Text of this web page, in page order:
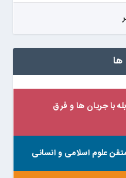
با جریان ها و فرق
علوم اسلامی و انسانی